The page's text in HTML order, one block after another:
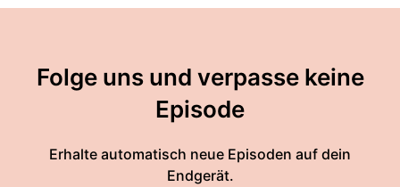
Folge uns und verpasse keine
Episode
Erhalte automatisch neue Episoden auf dein
Endgerät.